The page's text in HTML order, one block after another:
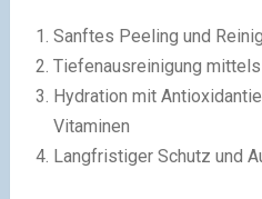
Sanftes Peeling und
Tiefenausreinigung
Hydration mit
Vitaminen
Langfristiger Schutz und